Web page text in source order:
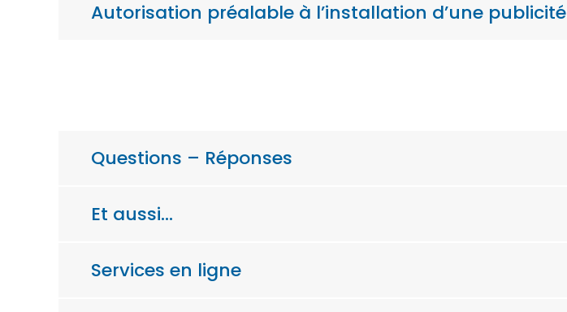
Autorisation préalable à l’installation d’une publicité
Questions – Réponses
Et aussi…
Services en ligne